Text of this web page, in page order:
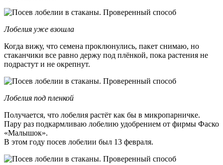
Лобелия уже взошла
Когда вижу, что семена проклюнулись, пакет снимаю, но
стаканчики все равно держу под плёнкой, пока растения не
подрастут и не окрепнут.
Лобелия под пленкой
Получается, что лобелия растёт как бы в микропарничке.
Пару раз подкармливаю лобелию удобрением от фирмы Фаско
«Малышок».
В этом году посев лобелии был 13 февраля.